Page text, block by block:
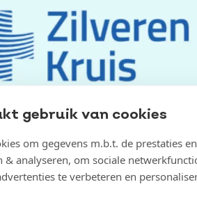
gebruik van cookies
om gegevens m.b.t. de prestaties
& analyseren, om sociale
te verbeteren en
op uw collectieve
verzekering + extra